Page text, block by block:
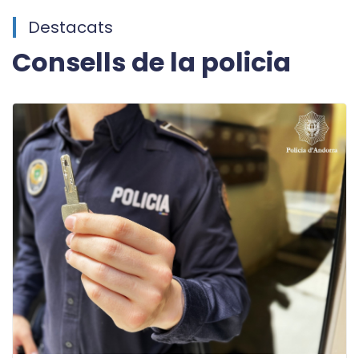
Destacats
Consells de la policia